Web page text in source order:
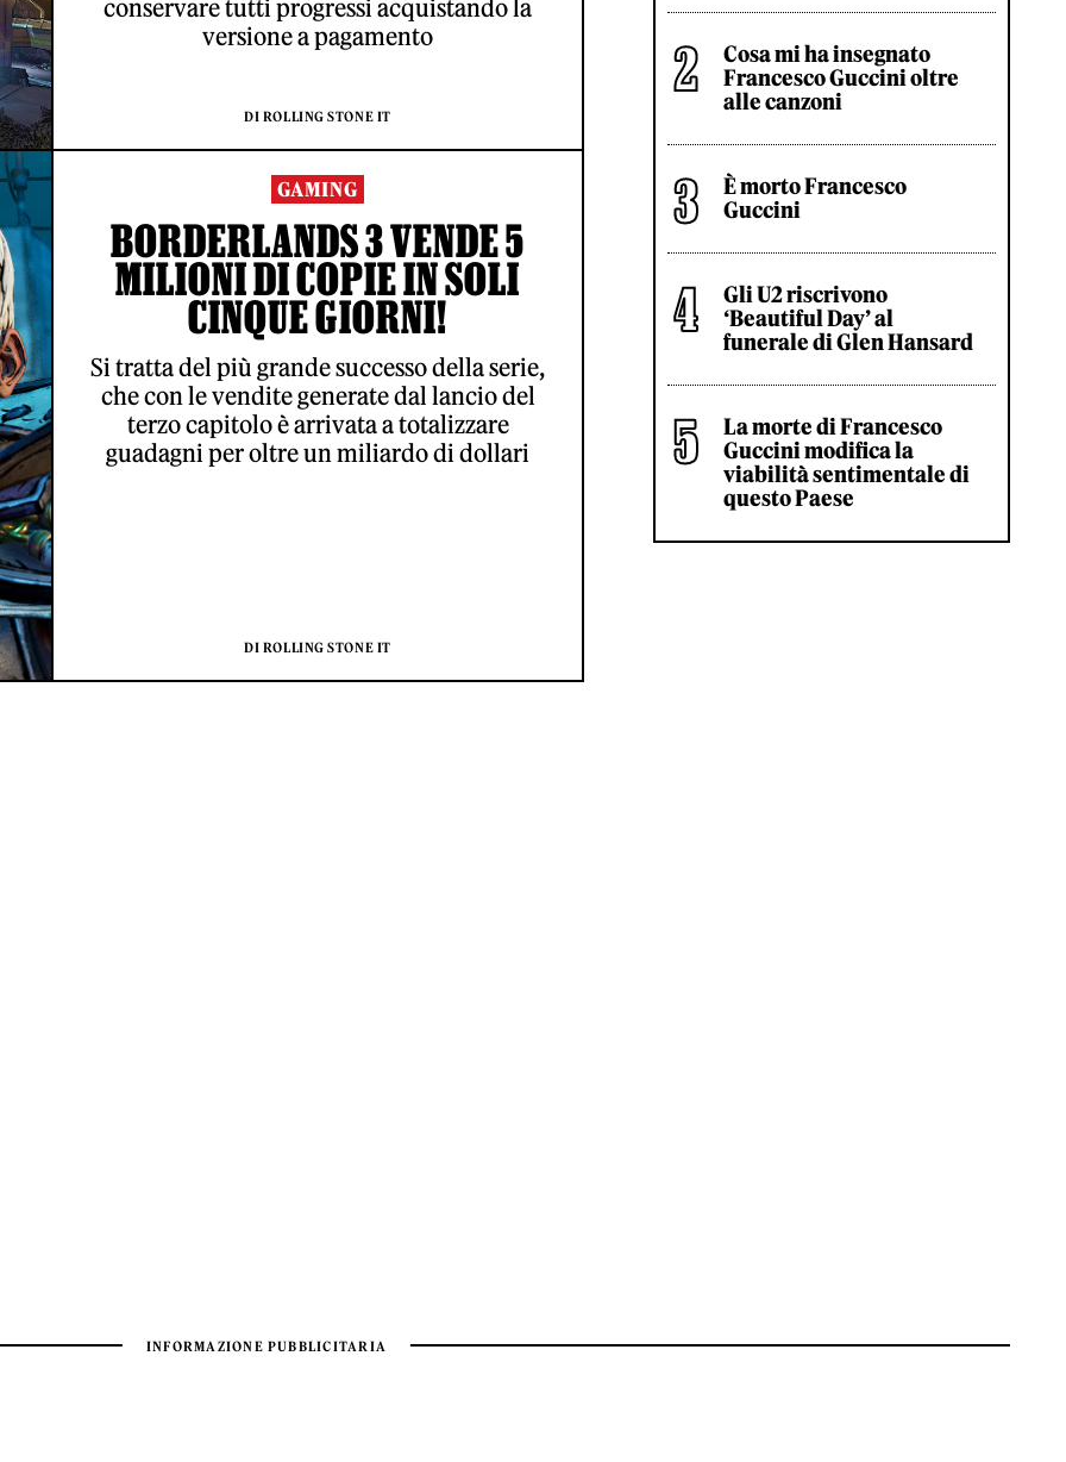
conservare tutti progressi acquistando la
versione a pagamento
DI ROLLING STONE IT
GAMING
BORDERLANDS 3 VENDE 5
MILIONI DI COPIE IN SOLI
CINQUE GIORNI!
Si tratta del più grande successo della serie,
che con le vendite generate dal lancio del
terzo capitolo è arrivata a totalizzare
guadagni per oltre un miliardo di dollari
DI ROLLING STONE IT
Cosa mi ha insegnato
Francesco Guccini oltre
alle canzoni
È morto Francesco
Guccini
Gli U2 riscrivono
‘Beautiful Day’ al
funerale di Glen Hansard
La morte di Francesco
Guccini modifica la
viabilità sentimentale di
questo Paese